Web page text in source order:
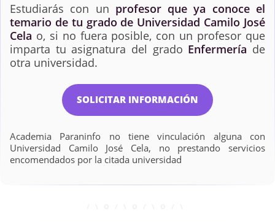
Estudiarás con un profesor que ya conoce el
temario de tu grado de Universidad Camilo José
Cela o, si no fuera posible, con un profesor que
imparta tu asignatura del grado Enfermería de
otra universidad.
SOLICITAR INFORMACIÓN
Academia Paraninfo no tiene vinculación alguna con
Universidad Camilo José Cela, no prestando servicios
encomendados por la citada universidad